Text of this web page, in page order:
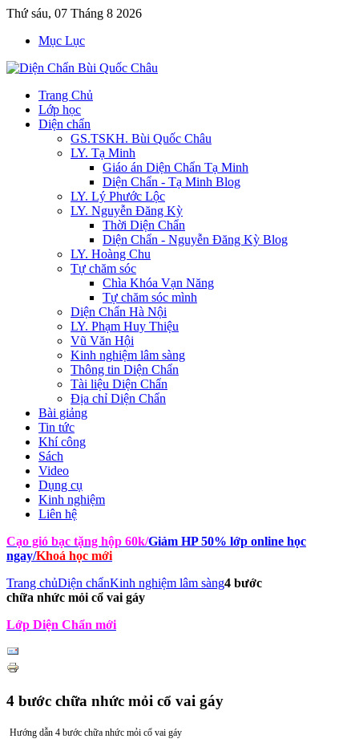
Thứ sáu, 07 Tháng 8 2026
Mục Lục
Trang Chủ
Lớp học
Diện chẩn
GS.TSKH. Bùi Quốc Châu
LY. Tạ Minh
Giáo án Diện Chẩn Tạ Minh
Diện Chẩn - Tạ Minh Blog
LY. Lý Phước Lộc
LY. Nguyễn Đăng Kỳ
Thời Diện Chẩn
Diện Chẩn - Nguyễn Đăng Kỳ Blog
LY. Hoàng Chu
Tự chăm sóc
Chìa Khóa Vạn Năng
Tự chăm sóc mình
Diện Chẩn Hà Nội
LY. Phạm Huy Thiệu
Vũ Văn Hội
Kinh nghiệm lâm sàng
Thông tin Diện Chẩn
Tài liệu Diện Chẩn
Địa chỉ Diện Chẩn
Bài giảng
Tin tức
Khí công
Sách
Video
Dụng cụ
Kinh nghiệm
Liên hệ
Cạo gió bạc tặng hộp 60k/Giảm HP 50% lớp online học
ngay/Khoá học mới
Trang chủDiện chẩnKinh nghiệm lâm sàng4 bước
chữa nhức mỏi cổ vai gáy
Lớp Diện Chẩn mới
4 bước chữa nhức mỏi cổ vai gáy
Hướng dẫn 4 bước chữa nhức mỏi cổ vai gáy